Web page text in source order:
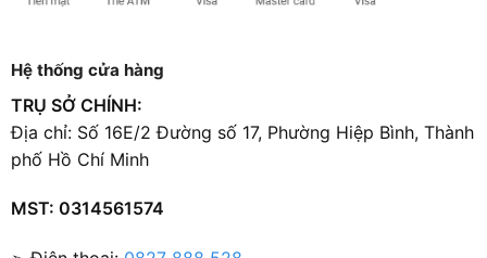
Hệ thống cửa hàng
TRỤ SỞ CHÍNH:
Địa chỉ: Số 16E/2 Đường số 17, Phường Hiệp Bình, Thành
phố Hồ Chí Minh
MST: 0314561574